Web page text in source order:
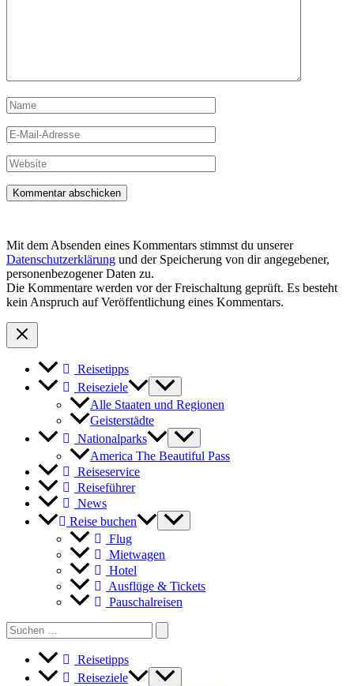
Name
E-
Mail-
Adresse
Website
Mit dem Absenden eines Kommentars stimmst du unserer
Datenschutzerklärung und der Speicherung von dir angegebener,
personenbezogener Daten zu.
Die Kommentare werden vor der Freischaltung geprüft. Es besteht
kein Anspruch auf Veröffentlichung eines Kommentars.
Reisetipps
Reiseziele
Alle Staaten und Regionen
Geisterstädte
Nationalparks
America The Beautiful Pass
Reiseservice
Reiseführer
News
Reise buchen
Flug
Mietwagen
Hotel
Ausflüge & Tickets
Pauschalreisen
Search
for:
Reisetipps
Reiseziele